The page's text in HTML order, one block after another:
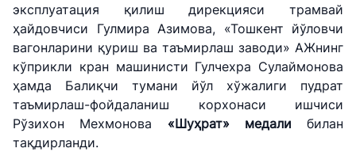
"Uzbekistan
Airways" АЖ
Ишонч
телефон
рақами
"Ўзбекистон
темир
йўллари" АЖ
Ишонч
телефон
"Uzbekistan
Airports" АЖ
телефон
рақами
эксплуатация қилиш дирекцияси трамвай
ҳайдовчиси Гулмира Азимова, «Тошкент йўловчи
вагонларини қуриш ва таъмирлаш заводи» АЖнинг
кўприкли кран машинисти Гулчехра Сулаймонова
ҳамда Балиқчи тумани йўл хўжалиги пудрат
таъмирлаш-фойдаланиш корхонаси ишчиси
Рўзихон Мехмонова «Шуҳрат» медали билан
тақдирланди.